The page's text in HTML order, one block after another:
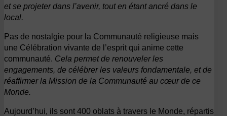
et se projeter dans l’avenir, tout en étant ancré dans le
local.
Pas de nostalgie pour la Communauté religieuse mais
une Célébration vivante de l’esprit qui anime cette
communauté. Cela permet de renouveler les
engagements, de célébrer les valeurs fondamentale, et de
réaffirmer la Mission de la Communauté au cœur de ce
Monde.
Aujourd’hui, ils sont 400 oblats à travers le Monde, répartis